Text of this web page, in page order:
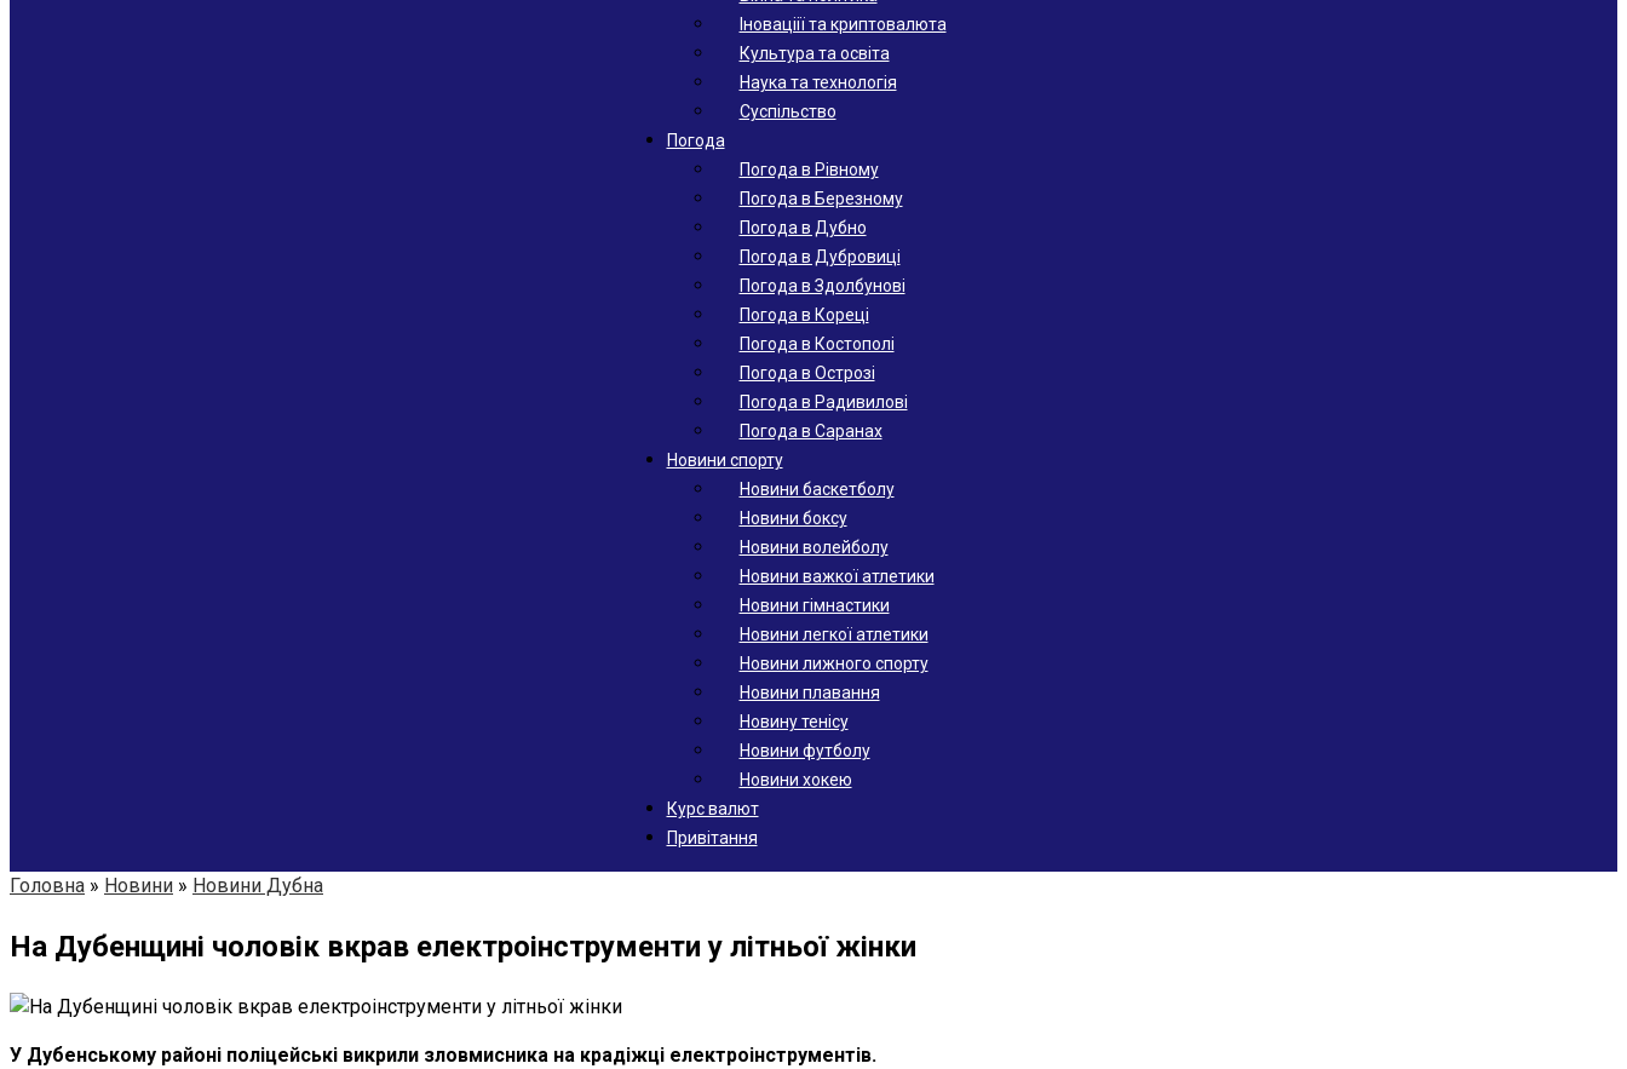
Іноваціії та криптовалюта
Культура та освіта
Наука та технологія
Суспільство
Погода
Погода в Рівному
Погода в Березному
Погода в Дубно
Погода в Дубровиці
Погода в Здолбунові
Погода в Кореці
Погода в Костополі
Погода в Острозі
Погода в Радивилові
Погода в Саранах
Новини спорту
Новини баскетболу
Новини боксу
Новини волейболу
Новини важкої атлетики
Новини гімнастики
Новини легкої атлетики
Новини лижного спорту
Новини плавання
Новину тенісу
Новини футболу
Новини хокею
Курс валют
Привітання
Головна » Новини » Новини Дубна
На Дубенщині чоловік вкрав електроінструменти у літньої жінки
У Дубенському районі поліцейські викрили зловмисника на крадіжці електроінструментів.